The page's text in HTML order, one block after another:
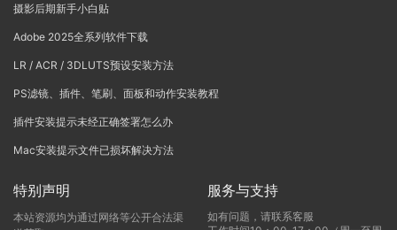
摄影后期新手小白贴
Adobe 2025全系列软件下载
LR / ACR / 3DLUTS预设安装方法
PS滤镜、插件、笔刷、面板和动作安装教程
插件安装提示未经正确签署怎么办
Mac安装提示文件已损坏解决方法
特别声明
本站资源均为通过网络等公开合法渠
服务与支持
如有问题，请联系客服